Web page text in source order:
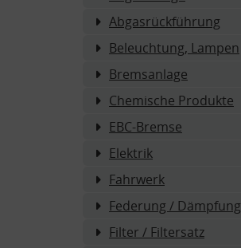
Abgasrückführung
Beleuchtung, Lampen
Bremsanlage
Chemische Produkte
EBC-Bremse
Elektrik
Fahrwerk
Federung / Dämpfung
Filter / Filtersatz